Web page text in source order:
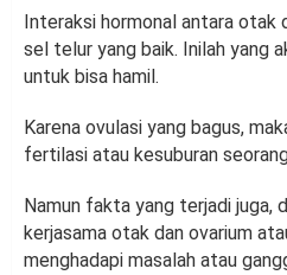
Interaksi hormonal antara otak
sel telur yang baik. Inilah yang
untuk bisa hamil.
Karena ovulasi yang bagus,
fertilasi atau kesuburan
Namun fakta yang terjadi juga,
kerjasama otak dan ovarium
menghadapi masalah atau